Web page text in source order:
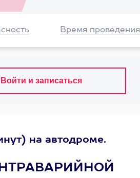
Время проведения
на автодроме.